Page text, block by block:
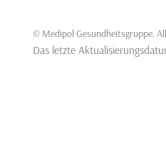
© Medipol Gesundheitsgruppe.
Das letzte